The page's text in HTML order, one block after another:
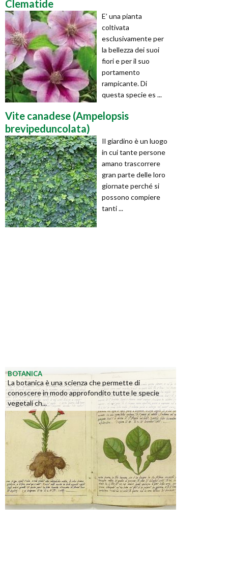
Clematide
E’ una pianta
coltivata
esclusivamente per
la bellezza dei suoi
fiori e per il suo
portamento
rampicante. Di
questa specie es ...
Vite canadese (Ampelopsis
brevipeduncolata)
Il giardino è un luogo
in cui tante persone
amano trascorrere
gran parte delle loro
giornate perché si
possono compiere
tanti ...
BOTANICA
La botanica è una scienza che permette di
conoscere in modo approfondito tutte le specie
vegetali ch...